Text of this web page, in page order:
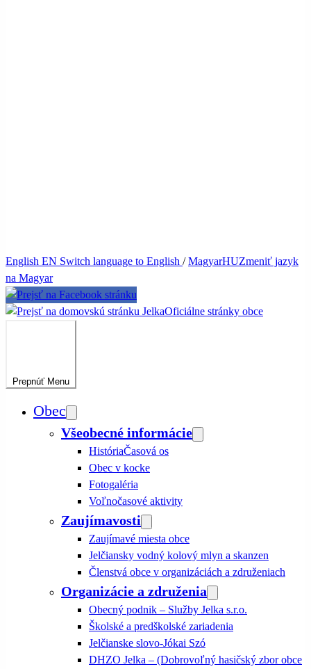
English EN Switch language to English /MagyarHUZmeniť jazyk
na Magyar
JelkaOficiálne stránky obce
Prepnúť Menu
Obec
Všeobecné informácie
HistóriaČasová os
Obec v kocke
Fotogaléria
Voľnočasové aktivity
Zaujímavosti
Zaujímavé miesta obce
Jelčiansky vodný kolový mlyn a skanzen
Členstvá obce v organizáciách a združeniach
Organizácie a združenia
Obecný podnik – Služby Jelka s.r.o.
Školské a predškolské zariadenia
Jelčianske slovo-Jókai Szó
DHZO Jelka – (Dobrovoľný hasičský zbor obce